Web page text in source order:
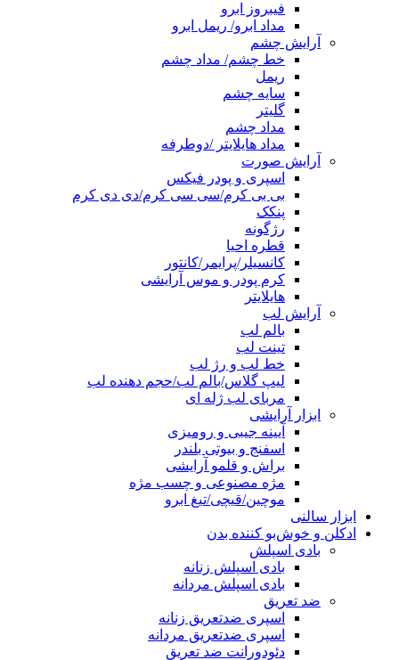
فیبروز ابرو
مداد ابرو/ ریمل ابرو
آرایش چشم
خط چشم/ مداد چشم
ریمل
سایه چشم
گلیتر
مداد چشم
مداد هایلایتر /دوطرفه
آرایش صورت
اسپری و پودر فیکس
بی بی کرم/سی سی کرم/دی دی کرم
پنکک
رژگونه
قطره احیا
کانسیلر/پرایمر/کانتور
کرم پودر و موس آرایشی
هایلایتر
آرایش لب
بالم لب
تینت لب
خط لب و رژ لب
لیپ گلاس/بالم لب/حجم دهنده لب
مربای لب ژله ای
ابزار آرایشی
آیینه جیبی و رومیزی
اسفنج و بیوتی بلندر
براش و قلمو آرایشی
مژه مصنوعی و چسب مژه
موچین/قیچی/تیغ ابرو
ابزار سالنی
ادکلن و خوش‌بو کننده بدن
بادی اسپلش
بادی اسپلش زنانه
بادی اسپلش مردانه
ضد تعریق
اسپری ضدتعریق زنانه
اسپری ضدتعریق مردانه
دئودورانت ضد تعریق